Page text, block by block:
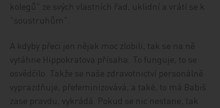
kolegů" ze svých vlastních řad, uklidní a vrátí se k
"soustruhům".
A kdyby přeci jen nějak moc zlobili, tak se na ně
vytáhne Hippokratova přísaha. To funguje, to se
osvědčilo. Takže se naše zdravotnictví personálně
vyprazdňuje, přefeminizovává, a také, to má Babiš
zase pravdu, vykrádá. Pokud se nic nestane, tak